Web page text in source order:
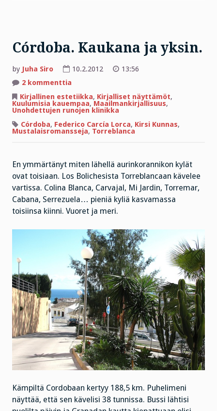
Córdoba. Kaukana ja yksin.
by Juha Siro 10.2.2012
13:56
2 kommenttia
Kaukana
ja
yksin.
Kirjallinen estetiikka, Kirjalliset näyttämöt,
Kuulumisia kauempaa, Maailmankirjallisuus,
Unohdettujen runojen klinikka
Córdoba, Federico Carcía Lorca, Kirsi Kunnas,
Mustalaisromansseja, Torreblanca
En ymmärtänyt miten lähellä aurinkorannikon kylät
ovat toisiaan. Los Bolichesista Torreblancaan kävelee
vartissa. Colina Blanca, Carvajal, Mi Jardin, Torremar,
Cabana, Serrezuela… pieniä kyliä kasvamassa
toisiinsa kiinni. Vuoret ja meri.
Kämpiltä Cordobaan kertyy 188,5 km. Puhelimeni
näyttää, että sen kävelisi 38 tunnissa. Bussi lähtisi